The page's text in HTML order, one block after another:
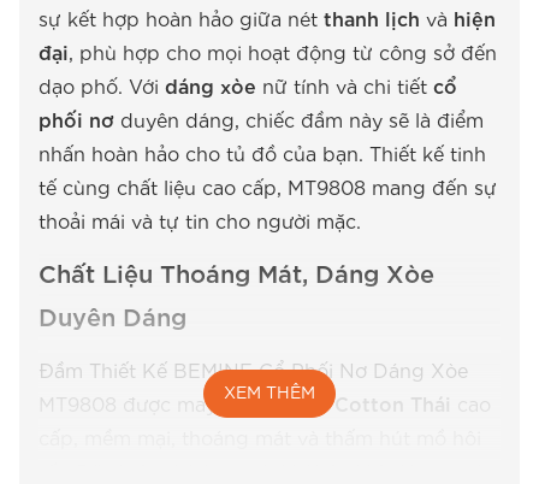
sự kết hợp hoàn hảo giữa nét thanh lịch và hiện
đại, phù hợp cho mọi hoạt động từ công sở đến
dạo phố. Với dáng xòe nữ tính và chi tiết cổ
phối nơ duyên dáng, chiếc đầm này sẽ là điểm
nhấn hoàn hảo cho tủ đồ của bạn. Thiết kế tinh
tế cùng chất liệu cao cấp, MT9808 mang đến sự
thoải mái và tự tin cho người mặc.
Chất Liệu Thoáng Mát, Dáng Xòe
Duyên Dáng
Đầm Thiết Kế BEMINE Cổ Phối Nơ Dáng Xòe
MT9808 được may từ chất liệuCotton Thái
cao
XEM THÊM